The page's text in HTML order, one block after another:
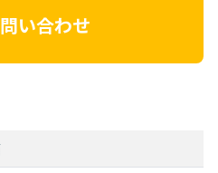
い合わせ